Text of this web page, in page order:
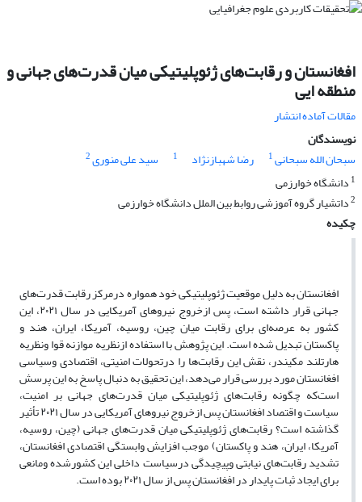
افغانستان و رقابت‌های ژئوپلیتیکی میان قدرت‌های جهانی و
منطقه ایی
مقالات آماده انتشار
نویسندگان
سبحان الله سبحانی1 رضا شهبازنژاد 1 سید علی منوری2
1 دانشگاه خوارزمی
2داتشیار گروه آموزشی روابط بین الملل دانشگاه خوارزمی
چکیده
افغانستان به دلیل موقعیت ژئوپلیتیکی خود همواره درمرکز رقابت قدرت‌های
جهانی قرار داشته است، پس ازخروج نیروهای آمریکایی در سال ۲۰۲۱، این
کشور به عرصه‌ای برای رقابت میان چین، روسیه، آمریکا، ایران، هند و
پاکستان تبدیل شده است. این پژوهش با استفاده ازنظریه موازنه قوا ونظریه
هارتلند مکیندر، نقش این رقابت‌ها را درتحولات امنیتی، اقتصادی وسیاسی
افغانستان مورد بررسی قرار می‌دهد، این تحقیق به دنبال پاسخ به این پرسش
است‌که چگونه رقابت‌های ژئوپلیتیکی میان قدرت‌های جهانی بر امنیت،
سیاست و اقتصاد افغانستان پس ازخروج نیروهای آمریکایی در سال ۲۰۲۱ تأثیر
گذاشته است؟ رقابت‌های ژئوپلیتیکی میان قدرت‌های جهانی (چین، روسیه،
آمریکا، ایران، هند و پاکستان) موجب افزایش وابستگی اقتصادی افغانستان،
تشدید رقابت‌های نیابتی وپیچیدگی درسیاست داخلی این کشورشده ومانعی
برای ایجاد ثبات پایدار در افغانستان پس از سال ۲۰۲۱ بوده است.